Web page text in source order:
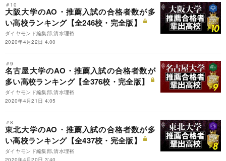
＃10
大阪大学のAO・推薦入試の合格者数が多
い高校ランキング【全246校・完全版】
ダイヤモンド編集部,清水理裕
2020年4月22日 4:00
＃9
名古屋大学のAO・推薦入試の合格者数が
多い高校ランキング【全376校・完全版】
ダイヤモンド編集部,清水理裕
2020年4月21日 4:05
＃8
東北大学のAO・推薦入試の合格者数が多
い高校ランキング【全437校・完全版】
ダイヤモンド編集部,清水理裕
2020年4月20日 3:40